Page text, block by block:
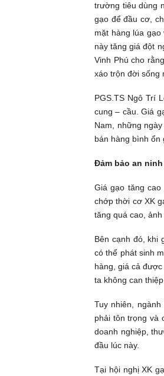
trường tiêu dùng
gạo để đầu cơ,
mặt hàng lúa gạo
này tăng giá đột
Vinh Phú cho
xáo trộn đời sống
PGS.TS Ngô Trí
cung – cầu. Giá
Nam, những
bán hàng bình ổn
Đảm bảo an
Giá gạo tăng
chớp thời cơ XK
tăng quá cao,
Bên cạnh đó, khi
có thể phát sinh
hàng, giá cả
ta không can
Tuy nhiên,
phải tôn trọng và
doanh nghiệp,
đầu lúc này.
Tại hội nghị XK